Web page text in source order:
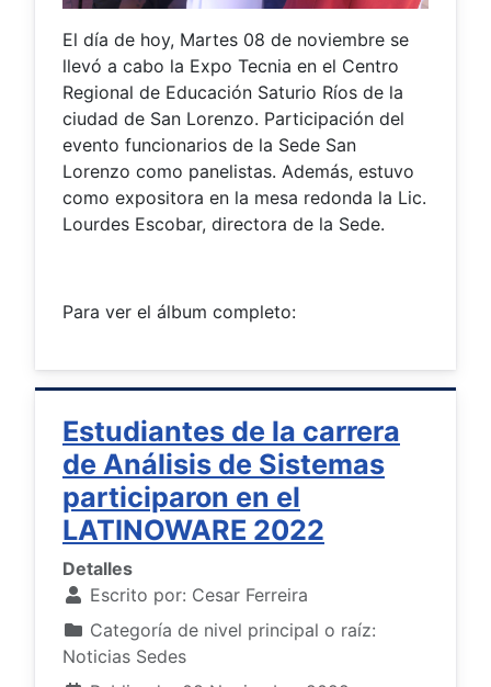
El día de hoy, Martes 08 de noviembre se
llevó a cabo la Expo Tecnia en el Centro
Regional de Educación Saturio Ríos de la
ciudad de San Lorenzo. Participación del
evento funcionarios de la Sede San
Lorenzo como panelistas. Además, estuvo
como expositora en la mesa redonda la Lic.
Lourdes Escobar, directora de la Sede.
Para ver el álbum completo:
Estudiantes de la carrera
de Análisis de Sistemas
participaron en el
LATINOWARE 2022
Detalles
Escrito por: Cesar Ferreira
Categoría de nivel principal o raíz:
Noticias Sedes